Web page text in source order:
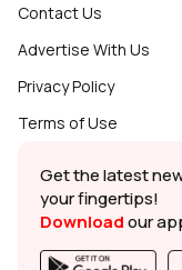
Contact Us
Advertise With Us
Privacy Policy
Terms of Use
Get the latest
your fingertips!
Downloadour